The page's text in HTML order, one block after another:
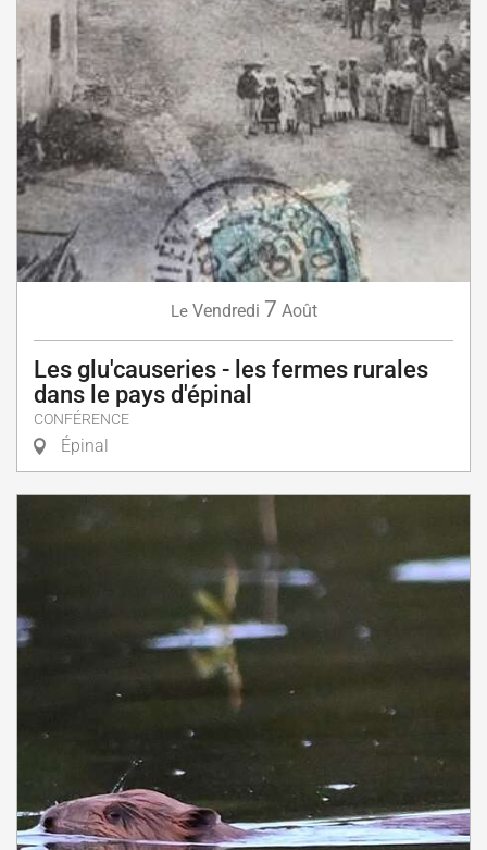
Le Vendredi 7 Août
Les glu'causeries - les fermes rurales
dans le pays d'épinal
CONFÉRENCE
Épinal